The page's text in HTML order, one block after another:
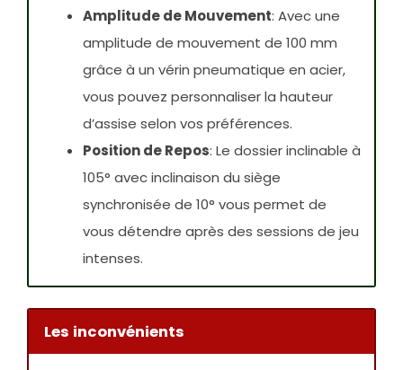
Amplitude de Mouvement: Avec une
amplitude de mouvement de 100 mm
grâce à un vérin pneumatique en acier,
vous pouvez personnaliser la hauteur
d’assise selon vos préférences.
Position de Repos: Le dossier inclinable à
105° avec inclinaison du siège
synchronisée de 10° vous permet de
vous détendre après des sessions de jeu
intenses.
Les inconvénients